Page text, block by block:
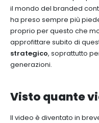
il mondo del branded
ha preso sempre più
proprio per questo che
approfittare subito di
strategico, soprattutto
generazioni.
Visto quante
Il video è diventato in